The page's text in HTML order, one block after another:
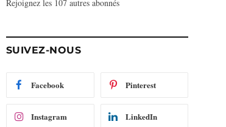
e
m
a
Rejoignez les 107 autres abonnés
SUIVEZ-NOUS
Facebook Pinterest
Instagram LinkedIn